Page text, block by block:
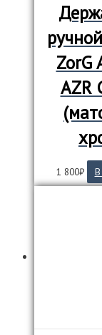
ZorG
AZR
1 800₽ В